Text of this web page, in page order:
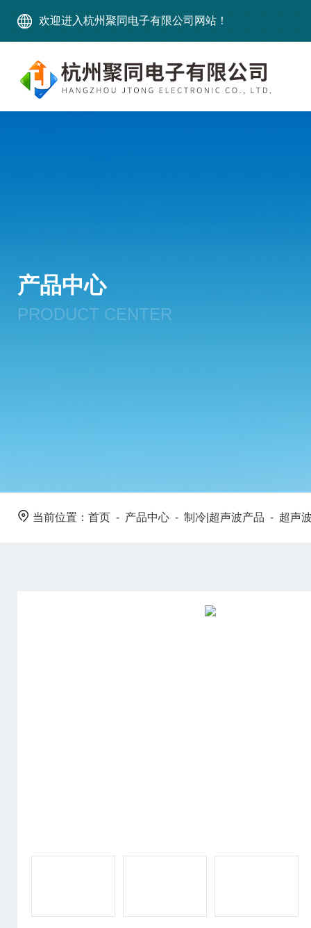
欢迎进入杭州聚同电子有限公司网站！
产品中心
PRODUCT CENTER
当前位置： 首页 - 产品中心 - 制冷|超声波产品 - 超声